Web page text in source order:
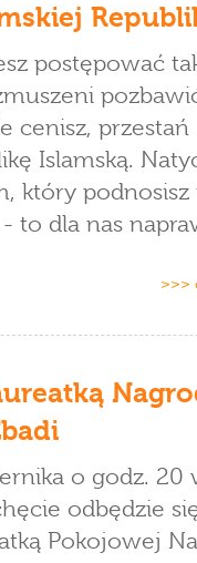
postępować
cenisz, przestań
Islamską.
który podnosisz
to dla nas
>>>
o godz. 20
odbędzie
Pokojowej